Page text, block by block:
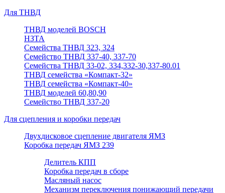
Для ТНВД
ТНВД моделей BOSCH
НЗТА
Семейства ТНВД 323, 324
Семейство ТНВД 337-40, 337-70
Семейства ТНВД 33-02, 334,332-30,337-80.01
ТНВД семейства «Компакт-32»
ТНВД семейства «Компакт-40»
ТНВД моделей 60,80,90
Семейство ТНВД 337-20
Для сцепления и коробки передач
Двухдисковое сцепление двигателя ЯМЗ
Коробка передач ЯМЗ 239
Делитель КПП
Коробка передач в сборе
Масляный насос
Механизм переключения понижающий передачи